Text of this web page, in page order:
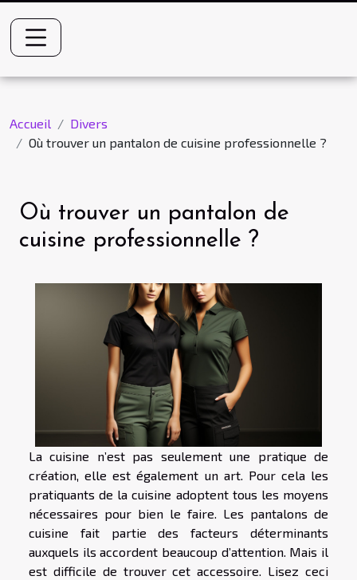
Accueil
Divers
Où trouver un pantalon de cuisine professionnelle ?
Où trouver un pantalon de
cuisine professionnelle ?
La cuisine n’est pas seulement une pratique de
création, elle est également un art. Pour cela les
pratiquants de la cuisine adoptent tous les moyens
nécessaires pour bien le faire. Les pantalons de
cuisine fait partie des facteurs déterminants
auxquels ils accordent beaucoup d’attention. Mais il
est difficile de trouver cet accessoire. Lisez ceci